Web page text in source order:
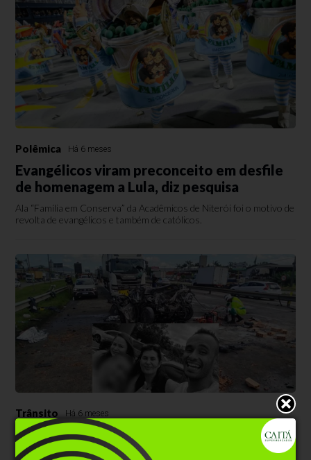
Polêmica Há 6 meses
Evangélicos viram preconceito em desfile
de homenagem a Lula, diz pesquisa
Ala “Família em Conserva” da Acadêmicos de Niterói foi o motivo de
revolta de evangélicos e também de católicos.
Trânsito Há 6 meses
Mais uma família perde a vida em grave
acidente em Santa Catarina